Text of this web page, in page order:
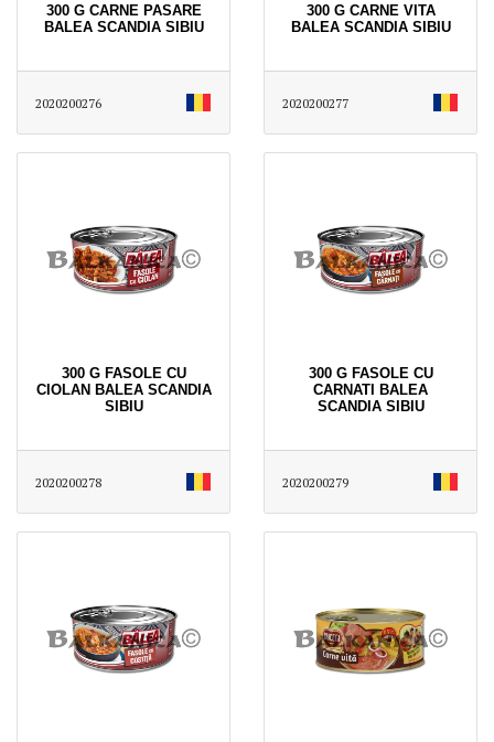
300 G CARNE PASARE
BALEA SCANDIA SIBIU
2020200276
300 G CARNE VITA
BALEA SCANDIA SIBIU
2020200277
300 G FASOLE CU
CIOLAN BALEA SCANDIA
SIBIU
2020200278
300 G FASOLE CU
CARNATI BALEA
SCANDIA SIBIU
2020200279